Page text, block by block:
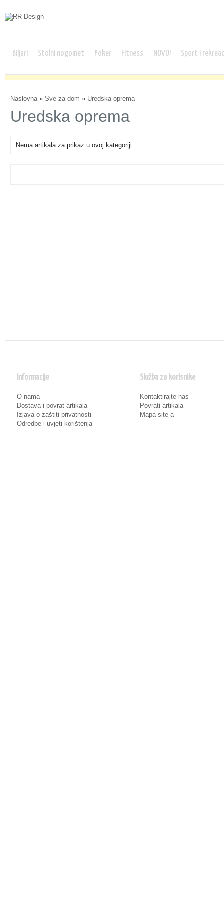
Biljari Stolni nogomet Poker Fitness NOVO! Sport i
Naslovna» Sve za dom » Uredska oprema
Uredska oprema
Nema artikala za prikaz u ovoj kategoriji.
Informacije
O nama
Dostava i povrat artikala
Izjava o zaštiti privatnosti
Odredbe i uvjeti korištenja
Služba za korisnike
Kontaktirajte nas
Povrati artikala
Mapa site-a